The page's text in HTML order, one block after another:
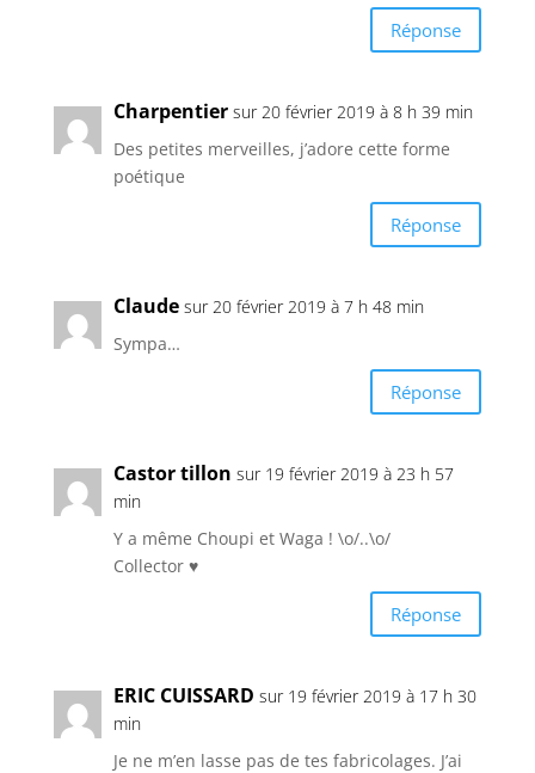
Réponse
Charpentier sur 20 février 2019 à 8 h 39 min
Des petites merveilles, j’adore cette forme
poétique
Réponse
Claude sur 20 février 2019 à 7 h 48 min
Sympa…
Réponse
Castor tillon sur 19 février 2019 à 23 h 57
min
Y a même Choupi et Waga ! \o/..\o/
Collector ♥
Réponse
ERIC CUISSARD sur 19 février 2019 à 17 h 30
min
Je ne m’en lasse pas de tes fabricolages. J’ai